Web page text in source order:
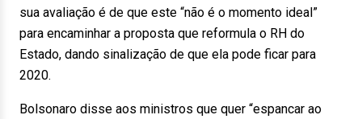
sua avaliação é de que este “não é o momento ideal”
para encaminhar a proposta que reformula o RH do
Estado, dando sinalização de que ela pode ficar para
2020.
Bolsonaro disse aos ministros que quer “espancar ao